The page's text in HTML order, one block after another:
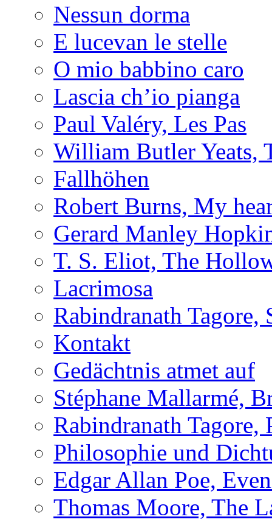
Nessun dorma
E lucevan le stelle
O mio babbino caro
Lascia ch’io pianga
Paul Valéry, Les Pas
William Butler Yeats,
Fallhöhen
Robert Burns, My
Gerard Manley
T. S. Eliot, The
Lacrimosa
Rabindranath
Kontakt
Gedächtnis atmet auf
Stéphane Mallarmé,
Rabindranath Tagore,
Philosophie und
Edgar Allan Poe,
Thomas Moore, The